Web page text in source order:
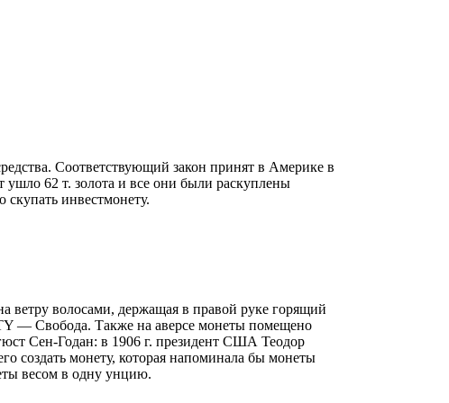
Соответствующий закон принят в Америке в
ушло 62 т. золота и все они были раскуплены
инвестмонету.
ветру волосами, держащая в правой руке горящий
— Свобода. Также на аверсе монеты помещено
Сен-Годан: в 1906 г. президент США Теодор
создать монету, которая напоминала бы монеты
весом в одну унцию.